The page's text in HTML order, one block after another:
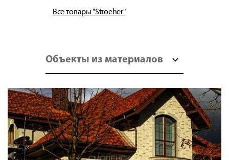
Все товары "Stroeher"
Объекты из материалов